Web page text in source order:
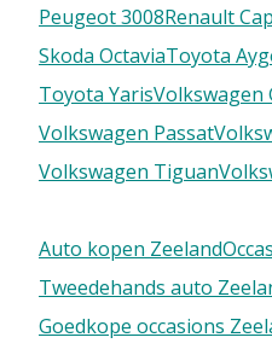
Peugeot 3008Renault
Skoda OctaviaToyota
Toyota YarisVolkswagen
Volkswagen Passat
Volkswagen Tiguan
Auto kopen Zeeland
Tweedehands auto
Goedkope occasions